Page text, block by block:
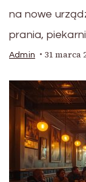
na nowe
prania,
Admin 31 marca